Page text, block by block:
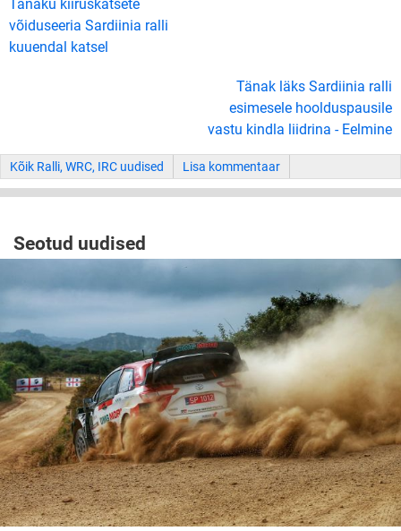
Tänaku kiiruskatsete
võiduseeria Sardiinia ralli
kuuendal katsel
Tänak läks Sardiinia ralli
esimesele hoolduspausile
vastu kindla liidrina - Eelmine
Kõik Ralli, WRC, IRC uudised Lisa kommentaar
Seotud uudised